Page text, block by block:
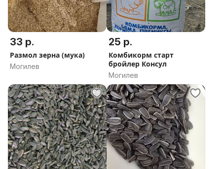
33 р.
Размол зерна (мука)
Могилев
25 р.
Комбикорм старт
бройлер Консул
Могилев